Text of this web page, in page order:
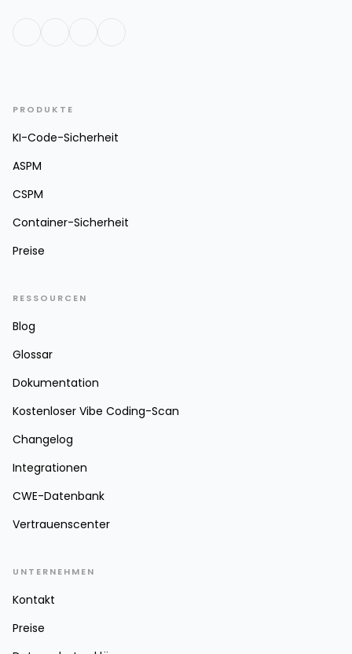
PRODUKTE
KI-Code-Sicherheit
ASPM
CSPM
Container-Sicherheit
Preise
RESSOURCEN
Blog
Glossar
Dokumentation
Kostenloser Vibe Coding-Scan
Changelog
Integrationen
CWE-Datenbank
Vertrauenscenter
UNTERNEHMEN
Kontakt
Preise